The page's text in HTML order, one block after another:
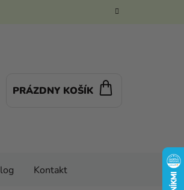
PRÁZDNY KOŠÍK
Kontakt